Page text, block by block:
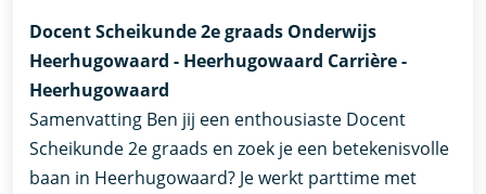
Docent Scheikunde 2e graads Onderwijs
Heerhugowaard - Heerhugowaard Carrière -
Heerhugowaard
Samenvatting Ben jij een enthousiaste Docent
Scheikunde 2e graads en zoek je een betekenisvolle
baan in Heerhugowaard? Je werkt parttime met